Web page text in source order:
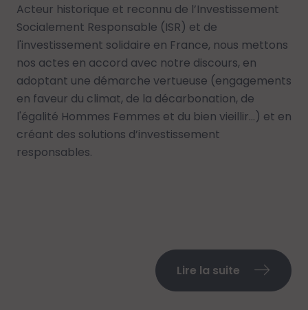
Acteur historique et reconnu de l’Investissement
Socialement Responsable (ISR) et de
l'investissement solidaire en France, nous mettons
nos actes en accord avec notre discours, en
adoptant une démarche vertueuse (engagements
en faveur du climat, de la décarbonation, de
l'égalité Hommes Femmes et du bien vieillir…) et en
créant des solutions d’investissement
responsables.
Lire la suite